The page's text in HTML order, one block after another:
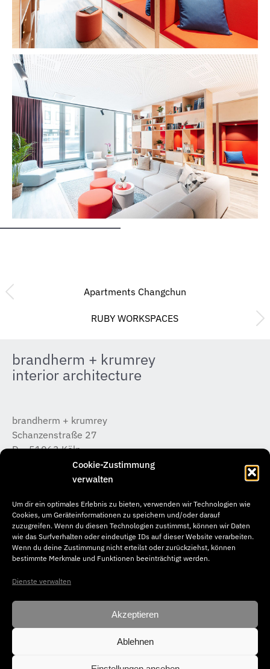
Cookie-Zustimmung
verwalten
Um dir ein optimales Erlebnis zu bieten, verwenden wir Technologien wie
Cookies, um Geräteinformationen zu speichern und/oder darauf
zuzugreifen. Wenn du diesen Technologien zustimmst, können wir Daten
wie das Surfverhalten oder eindeutige IDs auf dieser Website verarbeiten.
Wenn du deine Zustimmung nicht erteilst oder zurückziehst, können
bestimmte Merkmale und Funktionen beeinträchtigt werden.
Dienste verwalten
Akzeptieren
Ablehnen
RUBY WORKSPACES
Apartments Changchun
brandherm + krumrey
interior architecture
brandherm + krumrey
Schanzenstraße 27
D – 51063 Köln
T +49 (0) 221 / 933 315 – 0
koeln@b-k-i.de
brandherm + krumrey
Donnerstraße 20
D – 22763 Hamburg
T +49 (0) 40 / 65 04 46 –50
© Copyright 2026. brandherm + krumrey interior architecture. All
rights reserved.